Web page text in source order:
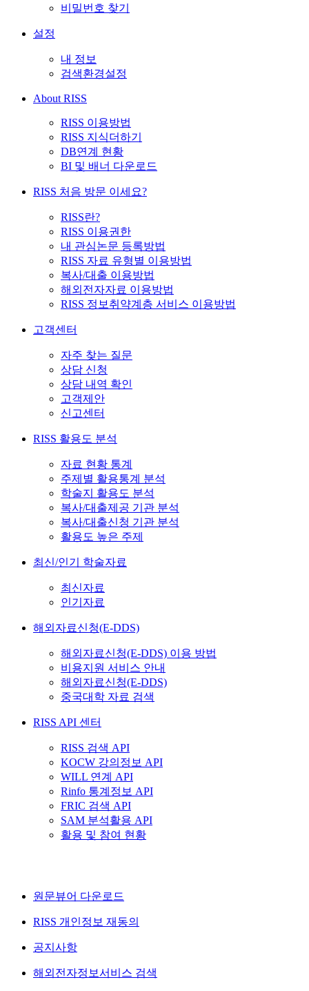
비밀번호 찾기
설정
내 정보
검색환경설정
About RISS
RISS 이용방법
RISS 지식더하기
DB연계 현황
BI 및 배너 다운로드
RISS 처음 방문 이세요?
RISS란?
RISS 이용권한
내 관심논문 등록방법
RISS 자료 유형별 이용방법
복사/대출 이용방법
해외전자자료 이용방법
RISS 정보취약계층 서비스 이용방법
고객센터
자주 찾는 질문
상담 신청
상담 내역 확인
고객제안
신고센터
RISS 활용도 분석
자료 현황 통계
주제별 활용통계 분석
학술지 활용도 분석
복사/대출제공 기관 분석
복사/대출신청 기관 분석
활용도 높은 주제
최신/인기 학술자료
최신자료
인기자료
해외자료신청(E-DDS)
해외자료신청(E-DDS) 이용 방법
비용지원 서비스 안내
해외자료신청(E-DDS)
중국대학 자료 검색
RISS API 센터
RISS 검색 API
KOCW 강의정보 API
WILL 연계 API
Rinfo 통계정보 API
FRIC 검색 API
SAM 분석활용 API
활용 및 참여 현황
원문뷰어 다운로드
RISS 개인정보 재동의
공지사항
해외전자정보서비스 검색